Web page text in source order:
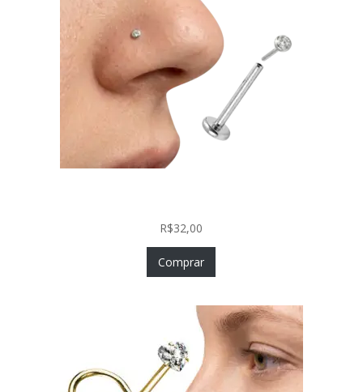
R$32,00
Comprar